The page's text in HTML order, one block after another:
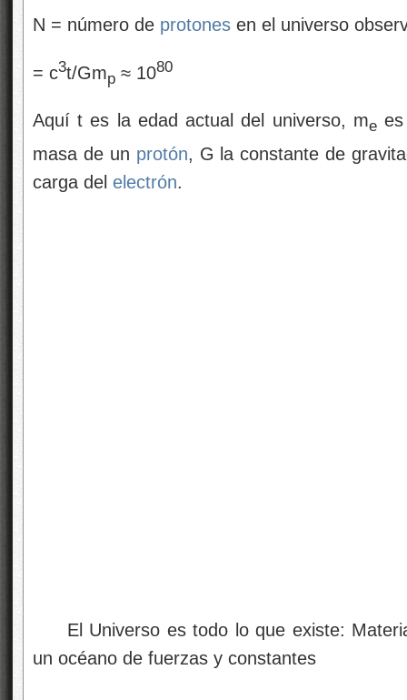
N = número de protones en el universo
= c3t/Gmp ≈ 1080
Aquí t es la edad actual del universo, mees
masa de un protón, G la constante de
carga del electrón.
El Universo es todo lo que existe:
un océano de fuerzas y constantes